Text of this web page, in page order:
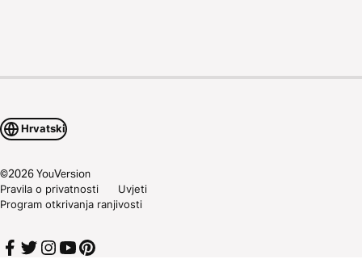
Hrvatski
©2026YouVersion
Pravila o privatnosti
Uvjeti
Program otkrivanja ranjivosti